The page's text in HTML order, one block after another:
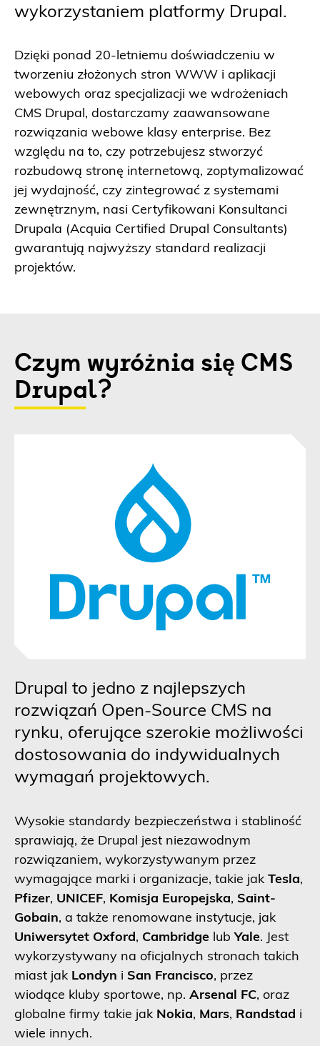
wykorzystaniem platformy Drupal.
Dzięki ponad 20-letniemu doświadczeniu w
tworzeniu złożonych stron WWW i aplikacji
webowych oraz specjalizacji we wdrożeniach
CMS Drupal, dostarczamy zaawansowane
rozwiązania webowe klasy enterprise. Bez
względu na to, czy potrzebujesz stworzyć
rozbudową stronę internetową, zoptymalizować
jej wydajność, czy zintegrować z systemami
zewnętrznym, nasi Certyfikowani Konsultanci
Drupala (Acquia Certified Drupal Consultants)
gwarantują najwyższy standard realizacji
projektów.
Czym wyróżnia się CMS
Drupal?
Drupal to jedno z najlepszych
rozwiązań Open-Source CMS na
rynku, oferujące szerokie możliwości
dostosowania do indywidualnych
wymagań projektowych.
Wysokie standardy bezpieczeństwa i stabliność
sprawiają, że Drupal jest niezawodnym
rozwiązaniem, wykorzystywanym przez
wymagające marki i organizacje, takie jak Tesla,
Pfizer, UNICEF, Komisja Europejska, Saint-
Gobain, a także renomowane instytucje, jak
Uniwersytet Oxford , Cambridge lubYale. Jest
wykorzystywany na oficjalnych stronach takich
miast jak Londyn i San Francisco, przez
wiodące kluby sportowe, np. Arsenal FC, oraz
globalne firmy takie jak Nokia, Mars, Randstad i
wiele innych.